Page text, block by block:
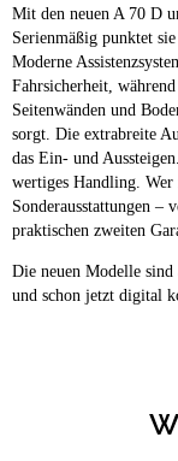
Mit den neuen A 70 D
Serienmäßig punktet
Moderne
Fahrsicherheit,
Seitenwänden und
sorgt. Die extrabreite
das Ein- und
wertiges Handling.
Sonderausstattungen –
praktischen zweiten
Die neuen Modelle
und schon jetzt digital